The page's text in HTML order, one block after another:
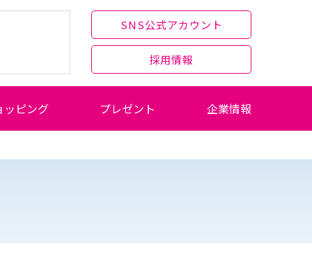
SNS公式アカウント
採用情報
ッピング プレゼント 企業情報